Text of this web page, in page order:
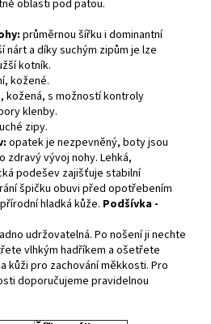
oblasti pod patou.
průměrnou šířku i dominantní
nárt a díky suchým zipům je lze
kotník.
kožené.
kožená, s možností kontroly
klenby.
zipy.
opatek je nezpevněný, boty jsou
zdravý vývoj nohy. Lehká,
podešev zajišťuje stabilní
špičku obuvi před opotřebením
přírodní hladká kůže. Podšívka -
udržovatelná. Po nošení ji nechte
vlhkým hadříkem a ošetřete
kůži pro zachování měkkosti. Pro
doporučujeme pravidelnou